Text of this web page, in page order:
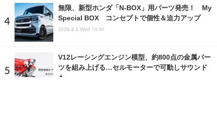
無限、新型ホンダ「N-BOX」用パーツ発売！ My
Special BOX コンセプトで個性＆迫力アップ
2026.8.5 Wed 10:00
V12レーシングエンジン模型、約800点の金属パー
ツを組み上げる…セルモーターで可動しサウンド
も